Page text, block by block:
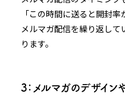
「この時間に送ると開封
メルマガ配信を繰り返して
ります。
3：メルマガのデザイ